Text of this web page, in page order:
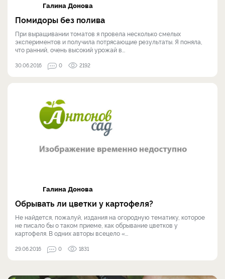
Галина Донова
Помидоры без полива
При выращивании томатов я провела несколько смелых
экспериментов и получила потрясающие результаты. Я поняла,
что ранний, очень высокий урожай в...
30.06.2016 0 2192
Галина Донова
Обрывать ли цветки у картофеля?
Не найдется, пожалуй, издания на огородную тематику, которое
не писало бы о таком приеме, как обрывание цветков у
картофеля. В одних авторы всецело «...
29.06.2016 0 1831